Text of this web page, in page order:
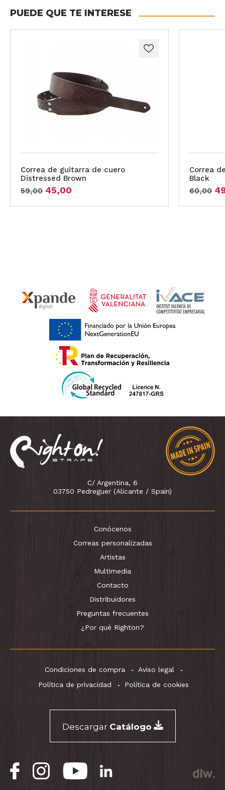
PUEDE QUE TE INTERESE
Correa de guitarra de cuero
Distressed Brown
59,00 45,00
Correa
Black
60,00
C/ Argentina, 6
03750 Pedreguer (Alicante / Spain)
Conócenos
Correas personalizadas
Artistas
Multimedia
Contacto
Distribuidores
Preguntas frecuentes
¿Por qué Righton?
Condiciones de compra
Aviso legal
Política de privacidad
Política de cookies
Descargar Catálogo